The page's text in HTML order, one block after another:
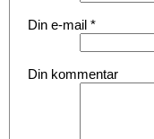
Din e-mail *
Din kommentar